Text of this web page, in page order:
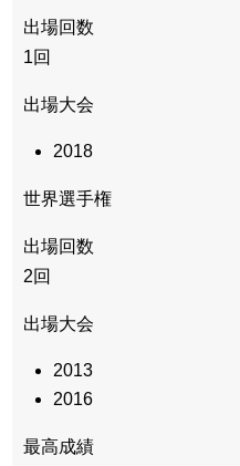
出場回数
1回
出場大会
2018
世界選手権
出場回数
2回
出場大会
2013
2016
最高成績